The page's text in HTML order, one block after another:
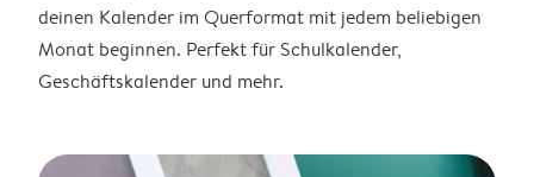
deinen Kalender im Querformat mit jedem beliebigen
Monat beginnen. Perfekt für Schulkalender,
Geschäftskalender und mehr.